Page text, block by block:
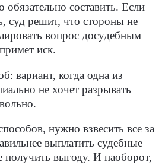
составить. Если
суд решит, что стороны не
вопрос досудебным
иск.
вариант, когда одна из
не хочет разрывать
нужно взвесить все за
выплатить судебные
получить выгоду. И наоборот,